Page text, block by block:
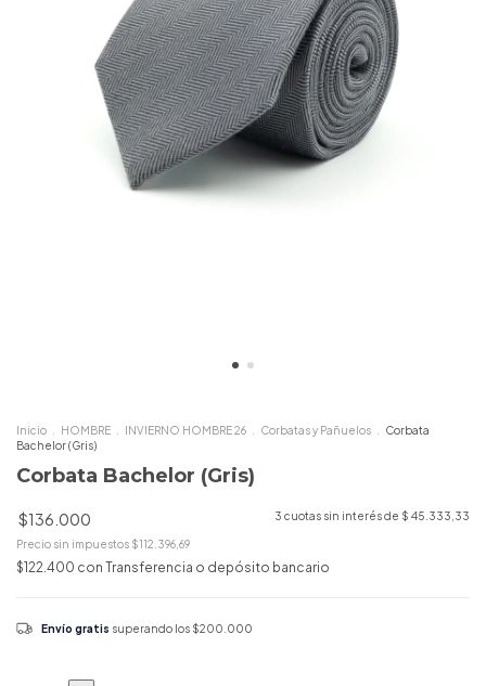
Inicio HOMBRE INVIERNO HOMBRE 26 Corbatas y Pañuelos
Corbata
Bachelor (Gris)
Corbata Bachelor (Gris)
$136.000 3 cuotas sin interés de $ 45.333,33
Precio sin impuestos $112.396,69
$122.400 con Transferencia o depósito bancario
Envío gratis superando los $200.000